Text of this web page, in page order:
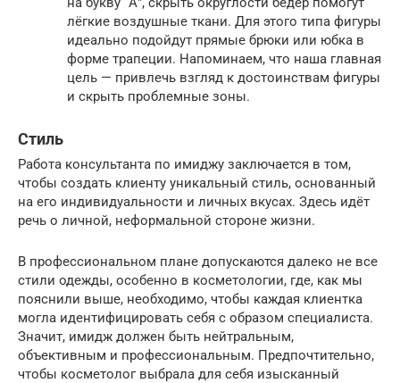
лёгкие воздушные ткани. Для этого типа фигуры
идеально подойдут прямые брюки или юбка в
форме трапеции. Напоминаем, что наша главная
цель — привлечь взгляд к достоинствам фигуры
и скрыть проблемные зоны.
Стиль
Работа консультанта по имиджу заключается в том,
чтобы создать клиенту уникальный стиль, основанный
на его индивидуальности и личных вкусах. Здесь идёт
речь о личной, неформальной стороне жизни.
В профессиональном плане допускаются далеко не все
стили одежды, особенно в косметологии, где, как мы
пояснили выше, необходимо, чтобы каждая клиентка
могла идентифицировать себя с образом специалиста.
Значит, имидж должен быть нейтральным,
объективным и профессиональным. Предпочтительно,
чтобы косметолог выбрала для себя изысканный